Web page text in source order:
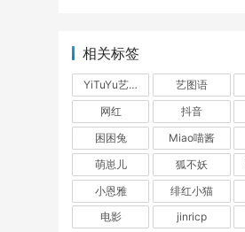
相关标签
YiTuYu艺图语 艺图语
网红
抖音
困困兔
Miao喵酱
萌崽儿
狐不妖
小恩雅
绯红小猫
电影
jinricp